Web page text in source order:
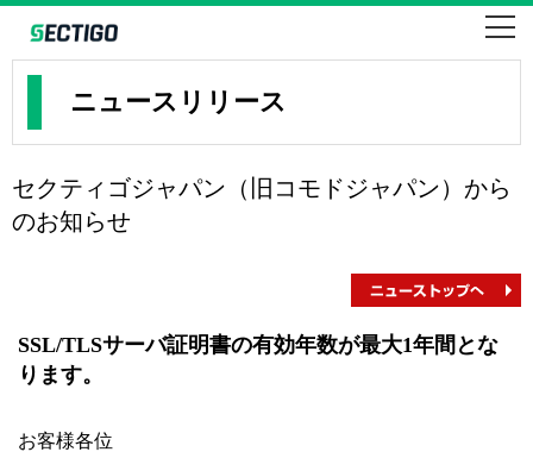
SSLならセクティゴ・コモドのEV・企業・ドメイン認証
ニュースリリース
セクティゴジャパン（旧コモドジャパン）から
のお知らせ
SSL/TLSサーバ証明書の有効年数が最大1年間とな
ります。
お客様各位